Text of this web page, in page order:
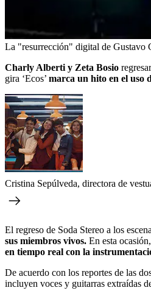
La "resurrección" digital de Gustavo
Charly Alberti y Zeta Bosio
gira ‘Ecos’ marca un hito en el uso
Cristina Sepúlveda, directora de
El regreso de Soda Stereo a los
sus miembros vivos. En esta
en tiempo real con la
De acuerdo con los reportes de las
incluyen voces y guitarras extraídas